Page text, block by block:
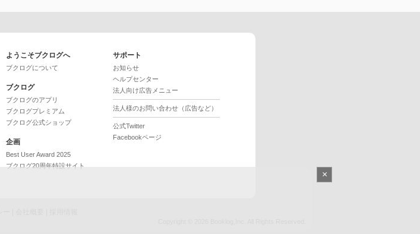
ようこそブクログへ
ブクログについて
ブクログ
ブクログのアプリ
ブクログプレミアム
ブクログ公式ショップ
企画
Best User Award 2025
ブクログ20周年特設サイト
サポート
お知らせ
ヘルプセンター
法人向け広告メニュー
法人様のお問い合わせ（広告など）
公式Twitter
Facebookページ
×